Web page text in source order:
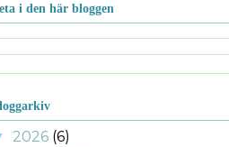
i den här bloggen
2026 (6)